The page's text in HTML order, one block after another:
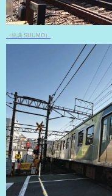
（出典 SUUMO）